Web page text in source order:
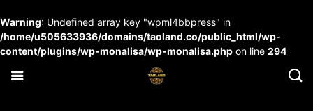
Warning: Undefined array key "wpml4bbpress" in
/home/u505633936/domains/taoland.co/public_html/wp-
content/plugins/wp-monalisa/wp-monalisa.php on line 294